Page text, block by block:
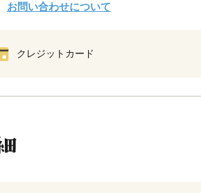
お問い合わせについて
クレジットカード